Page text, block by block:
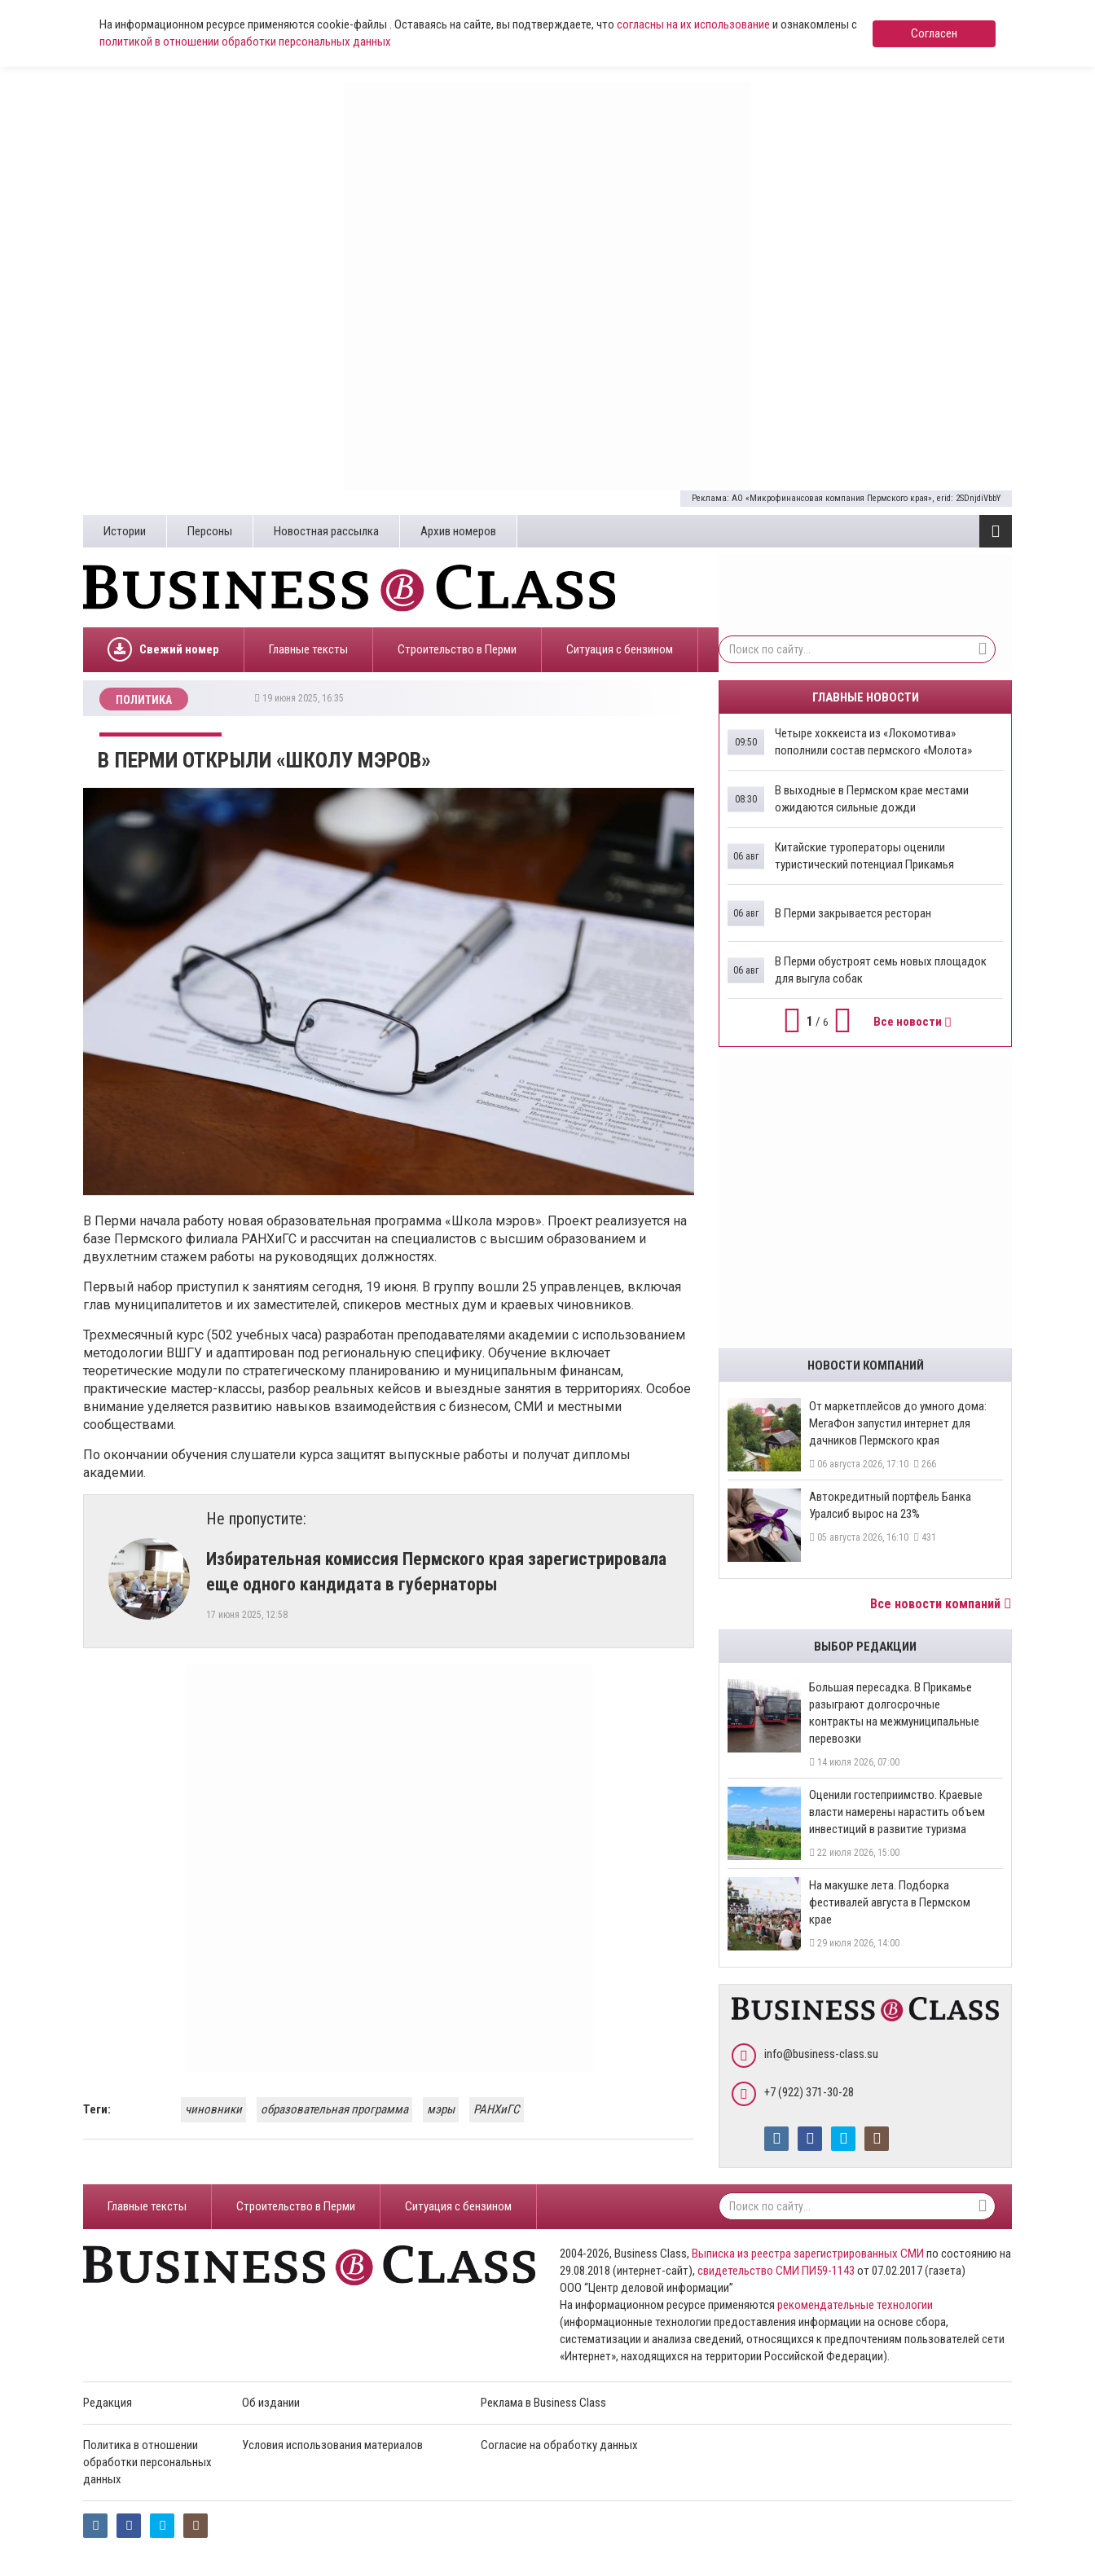
На информационном ресурсе применяются cookie-файлы . Оставаясь на сайте, вы подтверждаете, что согласны на их использование и ознакомлены с
политикой в отношении обработки персональных данных
Согласен
Реклама: АО «Микрофинансовая компания Пермского края», erid: 2SDnjdiVbbY
Истории Персоны Новостная рассылка Архив номеров
Свежий номер Главные тексты Строительство в Перми ​Ситуация с бензином
ПОЛИТИКА 19 июня 2025, 16:35
В ПЕРМИ ОТКРЫЛИ «ШКОЛУ МЭРОВ»
В Перми начала работу новая образовательная программа «Школа мэров». Проект реализуется на
базе Пермского филиала РАНХиГС и рассчитан на специалистов с высшим образованием и
двухлетним стажем работы на руководящих должностях.
Первый набор приступил к занятиям сегодня, 19 июня. В группу вошли 25 управленцев, включая
глав муниципалитетов и их заместителей, спикеров местных дум и краевых чиновников.
Трехмесячный курс (502 учебных часа) разработан преподавателями академии с использованием
методологии ВШГУ и адаптирован под региональную специфику. Обучение включает
теоретические модули по стратегическому планированию и муниципальным финансам,
практические мастер-классы, разбор реальных кейсов и выездные занятия в территориях. Особое
внимание уделяется развитию навыков взаимодействия с бизнесом, СМИ и местными
сообществами.
По окончании обучения слушатели курса защитят выпускные работы и получат дипломы
академии.
Не пропустите:
Избирательная комиссия Пермского края зарегистрировала
еще одного кандидата в губернаторы
17 июня 2025, 12:58
Теги: чиновники образовательная программа мэры РАНХиГС
ГЛАВНЫЕ НОВОСТИ
Четыре хоккеиста из «Локомотива»
пополнили состав пермского «Молота»
09:50
В выходные в Пермском крае местами
ожидаются сильные дожди
08:30
Китайские туроператоры оценили
туристический потенциал Прикамья
06 авг
В Перми закрывается ресторан
06 авг
​В Перми обустроят семь новых площадок
для выгула собак
06 авг
1 / 6 Все новости
НОВОСТИ КОМПАНИЙ
От маркетплейсов до умного дома:
МегаФон запустил интернет для
дачников Пермского края
06 августа 2026, 17:10 266
​Автокредитный портфель Банка
Уралсиб вырос на 23%
05 августа 2026, 16:10 431
Все новости компаний
ВЫБОР РЕДАКЦИИ
Большая пересадка. В Прикамье
разыграют долгосрочные
контракты на межмуниципальные
перевозки
14 июля 2026, 07:00
Оценили гостеприимство. Краевые
власти намерены нарастить объем
инвестиций в развитие туризма
22 июля 2026, 15:00
На макушке лета. Подборка
фестивалей августа в Пермском
крае
29 июля 2026, 14:00
info@business-class.su
+7 (922) 371-30-28
Главные тексты Строительство в Перми ​Ситуация с бензином
2004-2026, Business Class, Выписка из реестра зарегистрированных СМИ по состоянию на
29.08.2018 (интернет-сайт), свидетельство СМИ ПИ59-1143 от 07.02.2017 (газета)
ООО “Центр деловой информации”
На информационном ресурсе применяются рекомендательные технологии
(информационные технологии предоставления информации на основе сбора,
систематизации и анализа сведений, относящихся к предпочтениям пользователей сети
«Интернет», находящихся на территории Российской Федерации).
Редакция Об издании Реклама в Business Class
Политика в отношении
обработки персональных
данных
Условия использования материалов Согласие на обработку данных